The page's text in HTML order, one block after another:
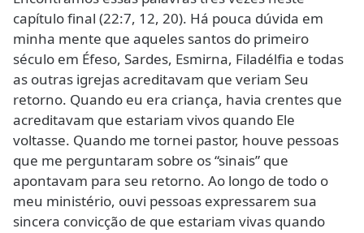
capítulo final (22:7, 12, 20). Há pouca dúvida em
minha mente que aqueles santos do primeiro
século em Éfeso, Sardes, Esmirna, Filadélfia e todas
as outras igrejas acreditavam que veriam Seu
retorno. Quando eu era criança, havia crentes que
acreditavam que estariam vivos quando Ele
voltasse. Quando me tornei pastor, houve pessoas
que me perguntaram sobre os “sinais” que
apontavam para seu retorno. Ao longo de todo o
meu ministério, ouvi pessoas expressarem sua
sincera convicção de que estariam vivas quando